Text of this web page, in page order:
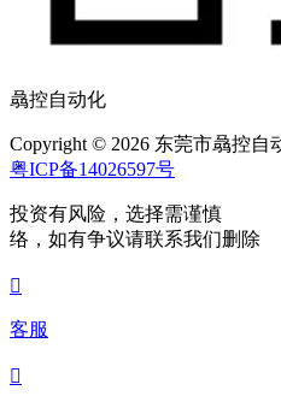
骉控自动化
Copyright © 2026 东莞市骉控
粤ICP备14026597号
投资有风险，选择需谨慎 部
络，如有争议请联系我们删除

客服
